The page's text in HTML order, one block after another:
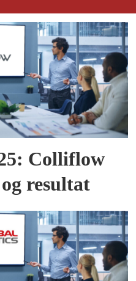
Colliflow
resultat